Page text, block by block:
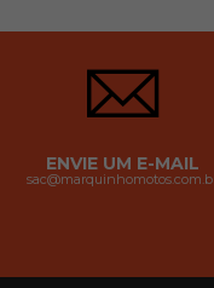
ENVIE UM E-MAIL